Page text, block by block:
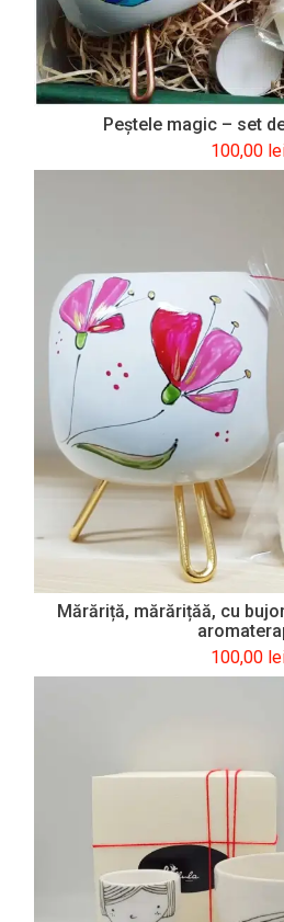
Peştele magic – set
100,00
Mărăriță, mărărițăă, cu
100,00